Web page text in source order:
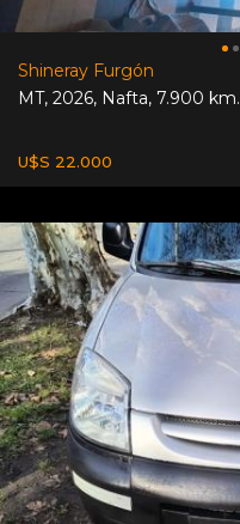
Shineray Furgón
MT, 2026, Nafta, 7.900 km.
U$S 22.000